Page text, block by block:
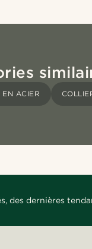
EN ACIER
des dernières